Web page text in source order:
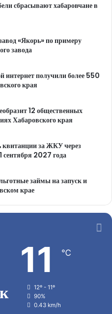
сбрасывают хабаровчане в
«Якорь» по примеру
завода
интернет получили более 550
края
12 общественных
Хабаровского края
квитанции за ЖКУ через
сентября 2027 года
займы на запуск и
крае
11 ℃
12º - 11º
90%
0.43 km/h